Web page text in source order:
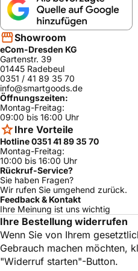
DeLonghi
F511 RE
LATTISSIMA&shy;TO
UCH
DeLonghi
LATTISSIMA&shy;TO
DeLonghi
F511 RE
LATTISSIMA&shy;TO
UCH
DeLonghi
F511 BK
LATTISSIMA&shy;TO
UCH
DeLonghi
LATTISSIMA&shy;TO
UCH
DeLonghi
F511 BK
LATTISSIMA&shy;TO
UCH
DeLonghi
F511 BK
LATTISSIMA&shy;TO
UCH
DeLonghi
F511 BK
LATTISSIMA&shy;TO
Showroom
eCom-Dresden KG
Gartenstr. 39
01445 Radebeul
0351 / 41 89 35 70
info@smartgoods.de
Öffnungszeiten:
Montag-Freitag:
09:00 bis 16:00 Uhr
Ihre Vorteile
Hotline 0351 41 89 35 70
Montag-Freitag:
10:00 bis 16:00 Uhr
Rückruf-Service?
Sie haben Fragen?
Wir rufen Sie umgehend zurück.
Feedback & Kontakt
Ihre Meinung ist uns wichtig
Ihre Bestellung widerrufen
Wenn Sie von Ihrem
Gebrauch machen möchten,
"Widerruf starten"-Button.